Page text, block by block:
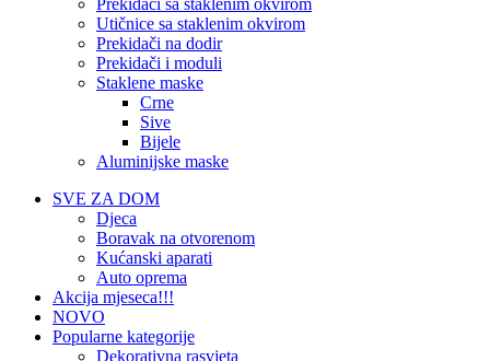
Prekidači sa staklenim okvirom
Utičnice sa staklenim okvirom
Prekidači na dodir
Prekidači i moduli
Staklene maske
Crne
Sive
Bijele
Aluminijske maske
SVE ZA DOM
Djeca
Boravak na otvorenom
Kućanski aparati
Auto oprema
Akcija mjeseca!!!
NOVO
Popularne kategorije
Dekorativna rasvjeta